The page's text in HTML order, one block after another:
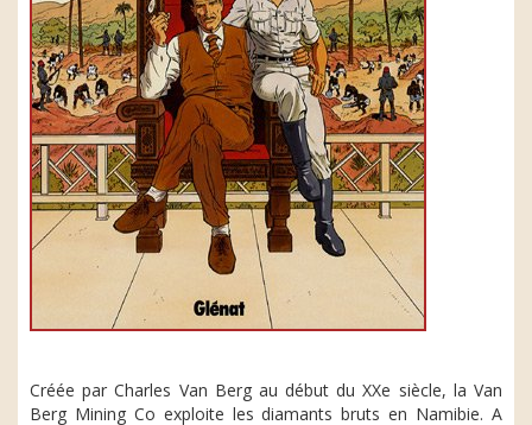
Créée par Charles Van Berg au début du XXe siècle, la Van
Berg Mining Co exploite les diamants bruts en Namibie. A